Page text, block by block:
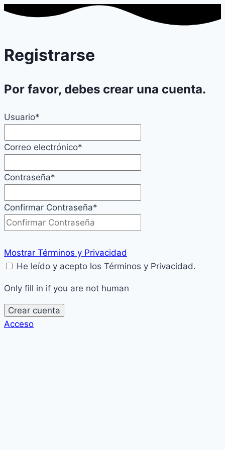
Registrarse
Por favor, debes crear una cuenta.
Usuario*
Correo electrónico*
Contraseña*
Confirmar Contraseña*
Mostrar Términos y Privacidad
He leído y acepto los Términos y Privacidad.
Only fill in if you are not human
Acceso